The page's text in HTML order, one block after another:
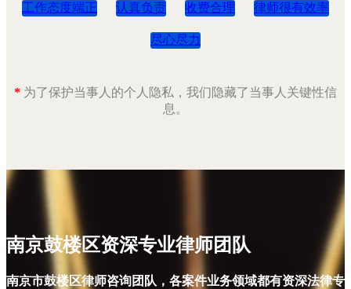
工作态度端正 认真负责 收费合理 律师很有效率
尽心尽力
* 为了保护当事人的个人隐私，我们隐藏了当事人关键性信
息。
南京鼓楼区资深专业律师团队
南京市鼓楼区律师咨询团队，各案件业务领域都有资深法律专